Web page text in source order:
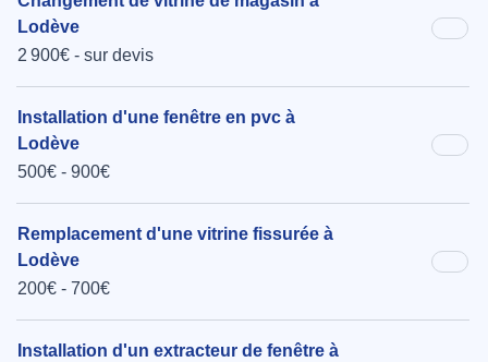
Lodève
2 900€ - sur devis
Installation d'une fenêtre en pvc à
Lodève
500€ - 900€
Remplacement d'une vitrine fissurée à
Lodève
200€ - 700€
Installation d'un extracteur de fenêtre à